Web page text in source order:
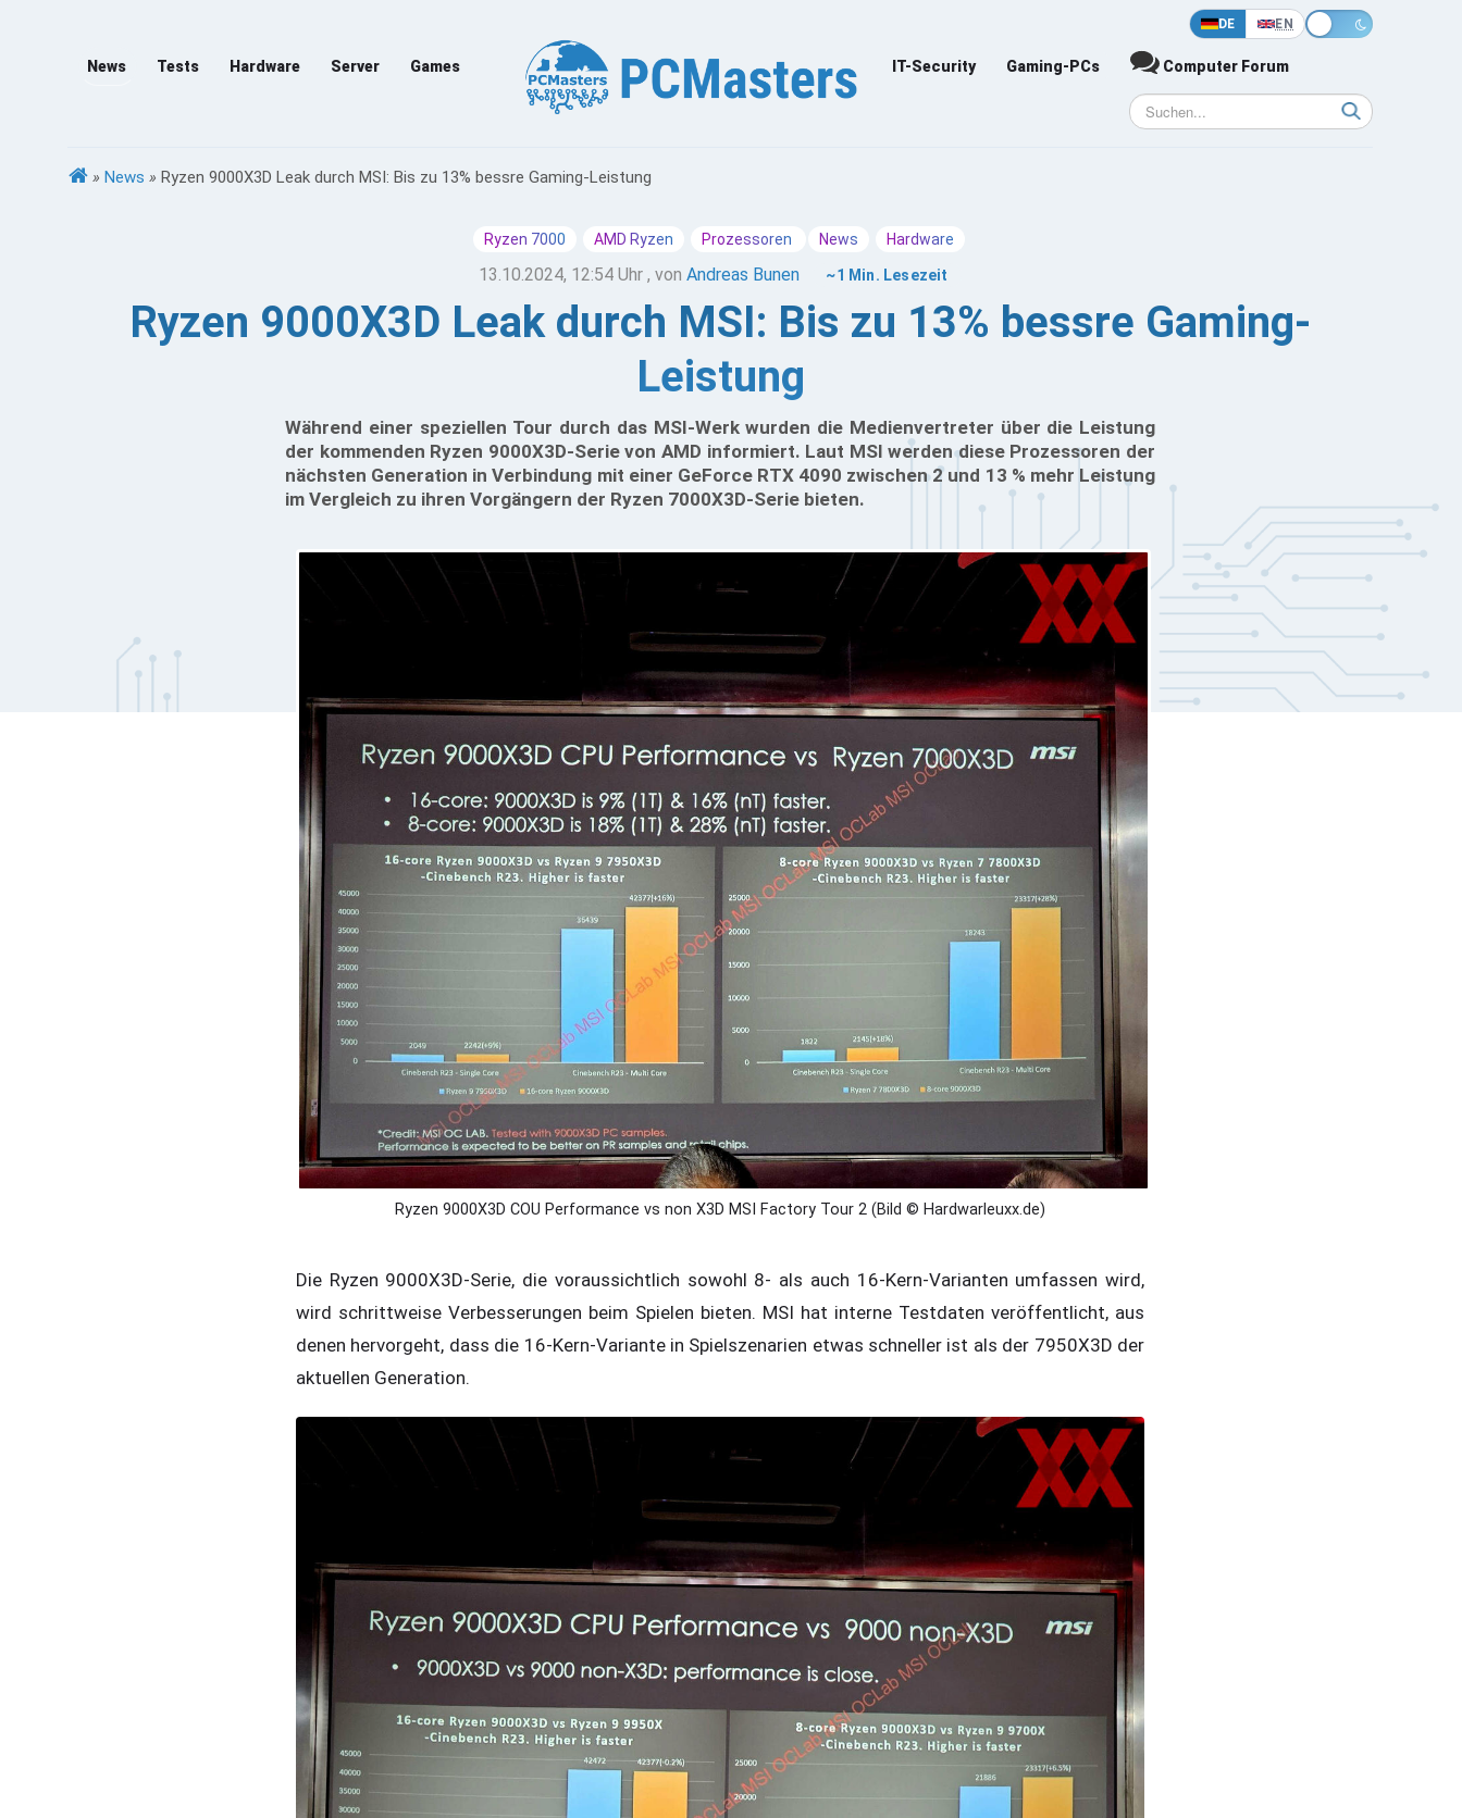
DE EN
News Tests Hardware Server Games IT-Security Gaming-PCs Computer Forum
» News » Ryzen 9000X3D Leak durch MSI: Bis zu 13% bessre Gaming-Leistung
Ryzen 7000 AMD Ryzen Prozessoren News Hardware
13.10.2024, 12:54 Uhr , vonAndreas Bunen ~1 Min. Lesezeit
Ryzen 9000X3D Leak durch MSI: Bis zu 13% bessre Gaming-
Leistung
Während einer speziellen Tour durch das MSI-Werk wurden die Medienvertreter über die Leistung
der kommenden Ryzen 9000X3D-Serie von AMD informiert. Laut MSI werden diese Prozessoren der
nächsten Generation in Verbindung mit einer GeForce RTX 4090 zwischen 2 und 13 % mehr Leistung
im Vergleich zu ihren Vorgängern der Ryzen 7000X3D-Serie bieten.
Ryzen 9000X3D COU Performance vs non X3D MSI Factory Tour 2 (Bild © Hardwarleuxx.de)
Die Ryzen 9000X3D-Serie, die voraussichtlich sowohl 8- als auch 16-Kern-Varianten umfassen wird,
wird schrittweise Verbesserungen beim Spielen bieten. MSI hat interne Testdaten veröffentlicht, aus
denen hervorgeht, dass die 16-Kern-Variante in Spielszenarien etwas schneller ist als der 7950X3D der
aktuellen Generation.